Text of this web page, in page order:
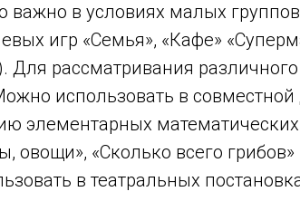
важно в условиях малых
игр «Семья», «Кафе»
Для рассматривания
использовать в совместной
элементарных математических
овощи», «Сколько всего
в театральных